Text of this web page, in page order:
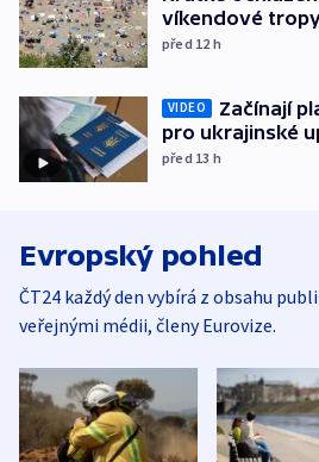
víkendové
před 12 h
VIDEO
Začínají
pro ukrajinské
před 13 h
Evropský pohled
ČT24 každý den vybírá z obsahu
veřejnými médii, členy Eurovize.